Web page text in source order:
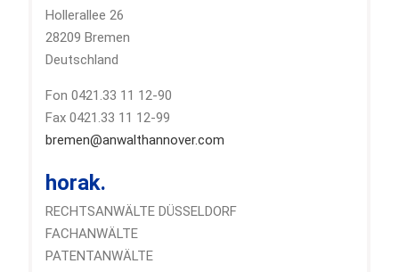
Hollerallee 26
28209 Bremen
Deutschland
Fon 0421.33 11 12-90
Fax 0421.33 11 12-99
bremen@anwalthannover.com
horak.
RECHTSANWÄLTE DÜSSELDORF
FACHANWÄLTE
PATENTANWÄLTE